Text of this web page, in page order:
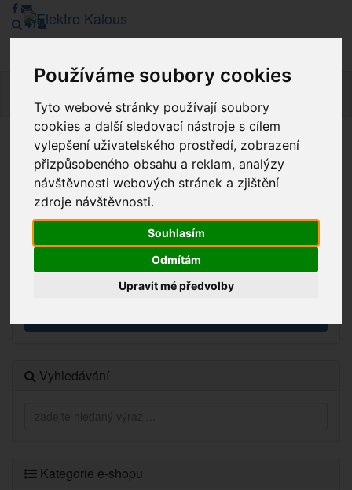
Používáme soubory cookies
Tyto webové stránky používají soubory
cookies a další sledovací nástroje s cílem
vylepšení uživatelského prostředí, zobrazení
přizpůsobeného obsahu a reklam, analýzy
návštěvnosti webových stránek a zjištění
zdroje návštěvnosti.
Souhlasím
Odmítám
Upravit mé předvolby
Vážení zákazníci, v tuto chvíli je Náš internetový obchod v
režimu Katalogu. Objednávky on-line nyní nelze vyřídit.
Děkujeme za pochopení.
Výprodej
Vyhledávání
Kategorie e-shopu